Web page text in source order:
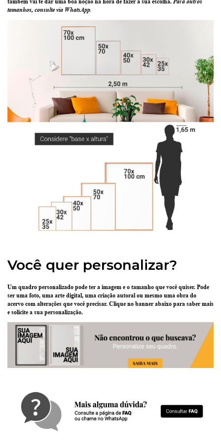
tamanhos, consulte via WhatsApp.
Você quer personalizar?
Um quadro personalizado pode ter a imagem e o tamanho que você quiser. Pode
ser uma foto, uma arte digital, uma criação autoral ou mesmo uma obra do
acervo com alterações que você precisar. Clique no banner abaixo para saber mais
e solicite a sua personalização.